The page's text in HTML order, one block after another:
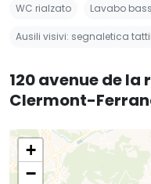
WC rialzato Lavabo
Ausili visivi: segnaletica
120 avenue de
Clermont-
+
−